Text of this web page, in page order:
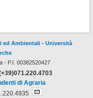
ed Ambientali - Università
- P.I. 00382520427
di Agraria